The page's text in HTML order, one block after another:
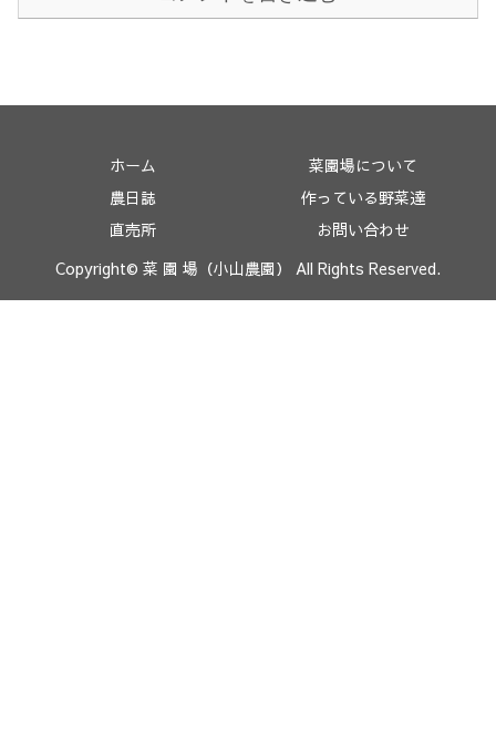
ホーム
菜園場について
農日誌
作っている野菜達
直売所
お問い合わせ
Copyright© 菜 園 場（小山農園） All Rights Reserved.